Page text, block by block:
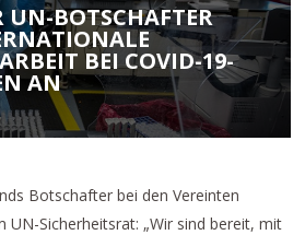
UN-BOTSCHAFTER
BEI COVID-19-
AN
Botschafter bei den Vereinten
UN-Sicherheitsrat: „Wir sind bereit, mit